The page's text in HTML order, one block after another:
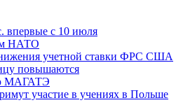
впервые с 10 июля
НАТО
учетной ставки ФРС США
повышаются
МАГАТЭ
участие в учениях в Польше